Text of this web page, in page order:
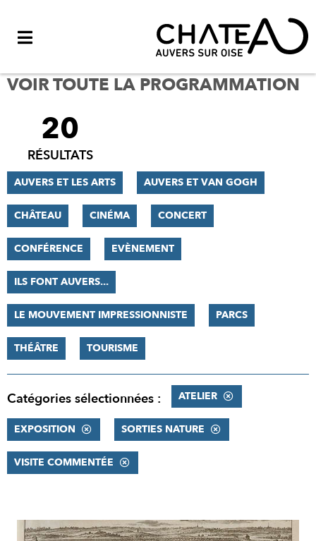
VOIR TOUTE LA PROGRAMMATION
FILTRER
RÉSULTATS
20
RÉSULTATS
AUVERS ET LES ARTS AUVERS ET VAN GOGH
CHÂTEAU CINÉMA CONCERT
CONFÉRENCE EVÈNEMENT
ILS FONT AUVERS...
LE MOUVEMENT IMPRESSIONNISTE PARCS
THÉÂTRE TOURISME
Catégories sélectionnées : ATELIER
EXPOSITION SORTIES NATURE
VISITE COMMENTÉE
RÉSULTATS